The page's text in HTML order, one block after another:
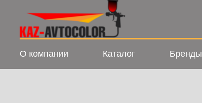
О компании Каталог Бренды